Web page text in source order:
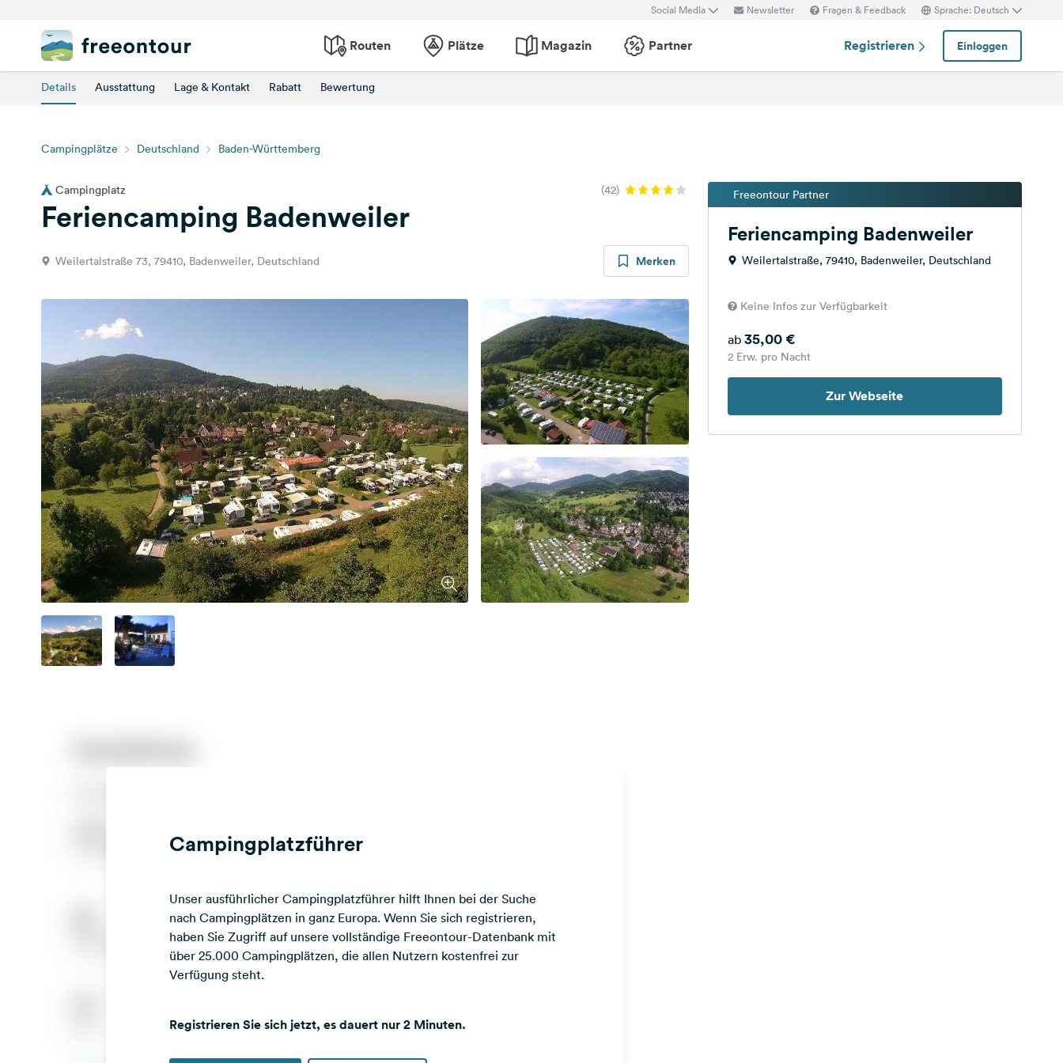
Social Media Newsletter Fragen & Feedback Sprache: Deutsch
Routen Plätze Magazin Partner Registrieren Einloggen
Details Ausstattung Lage & Kontakt Rabatt Bewertung
Campingplätze Deutschland Baden-Württemberg
Campingplatz (42)
Feriencamping Badenweiler
Weilertalstraße 73, 79410, Badenweiler, Deutschland Merken
Campingplatzführer
Unser ausführlicher Campingplatzführer hilft Ihnen bei der Suche
nach Campingplätzen in ganz Europa. Wenn Sie sich registrieren,
haben Sie Zugriff auf unsere vollständige Freeontour-Datenbank mit
über 25.000 Campingplätzen, die allen Nutzern kostenfrei zur
Verfügung steht.
Registrieren Sie sich jetzt, es dauert nur 2 Minuten.
Freeontour Partner
Feriencamping Badenweiler
Weilertalstraße, 79410, Badenweiler, Deutschland
Keine Infos zur Verfügbarkeit
ab 35,00 €
2 Erw. pro Nacht
Zur Webseite